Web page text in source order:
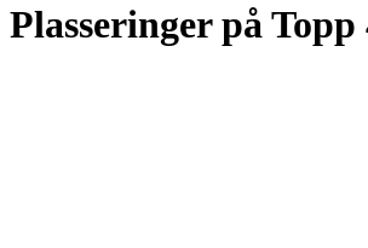
Plasseringer på